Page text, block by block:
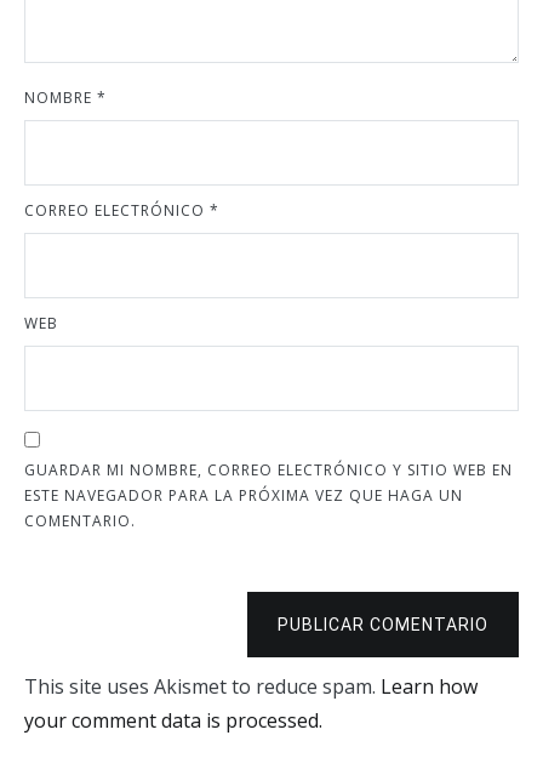
NOMBRE *
CORREO ELECTRÓNICO *
WEB
GUARDAR MI NOMBRE, CORREO ELECTRÓNICO Y SITIO WEB EN
ESTE NAVEGADOR PARA LA PRÓXIMA VEZ QUE HAGA UN
COMENTARIO.
PUBLICAR COMENTARIO
This site uses Akismet to reduce spam. Learn how
your comment data is processed.